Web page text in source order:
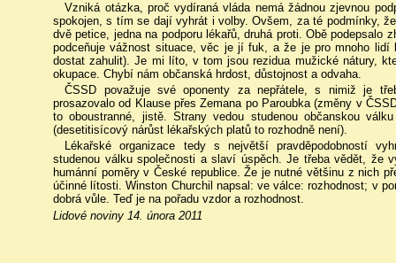
Vzniká otázka, proč vydíraná vláda nemá žádnou zjevnou
spokojen, s tím se dají vyhrát i volby. Ovšem, za té podmínky,
dvě petice, jedna na podporu lékařů, druhá proti. Obě
podceňuje vážnost situace, věc je jí fuk, a že je pro mnoho lidí
dostat zahulit). Je mi líto, v tom jsou rezidua mužické nátury,
okupace. Chybí nám občanská hrdost, důstojnost a odvaha.
ČSSD považuje své oponenty za nepřátele, s nimiž je
prosazovalo od Klause přes Zemana po Paroubka (změny v
to oboustranné, jistě. Strany vedou studenou občanskou
(desetitisícový nárůst lékařských platů to rozhodně není).
Lékařské organizace tedy s největší pravděpodobností
studenou válku společnosti a slaví úspěch. Je třeba vědět, že
humánní poměry v České republice. Že je nutné většinu z nich
účinné lítosti. Winston Churchil napsal: ve válce: rozhodnost; v
dobrá vůle. Teď je na pořadu vzdor a rozhodnost.
Lidové noviny 14. února 2011